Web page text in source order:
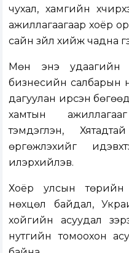
чухал, хамгийн
ажиллагаагаар хоёр
сайн зүйл хийж чадна
Мөн энэ удаагийн
бизнесийн салбарын
дагуулан ирсэн бөгөөд
хамтын
тэмдэглэн,
өргөжүүлэхийг
илэрхийлэв.
Хоёр улсын төрийн
нөхцөл байдал,
хойгийн асуудал
нутгийн томоохон